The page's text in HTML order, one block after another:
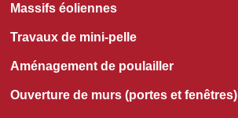
Massifs éoliennes
Travaux de mini-pelle
Aménagement de poulailler
Ouverture de murs (portes et fenêtres)